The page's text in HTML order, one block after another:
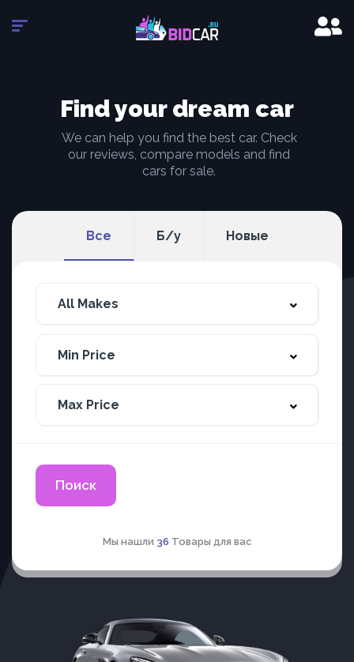
Find your dream car
We can help you find the best car. Check
our reviews, compare models and find
cars for sale.
Все Б/у Новые
Поиск
Мы нашли 36 Товары для вас